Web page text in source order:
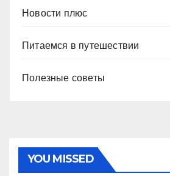
Новости плюс
Питаемся в путешествии
Полезные советы
YOU MISSED